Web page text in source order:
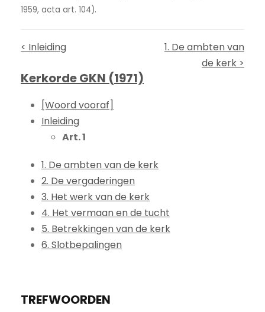
1959, acta art. 104).
< Inleiding
1. De ambten van
de kerk >
Kerkorde GKN (1971)
[Woord vooraf]
Inleiding
Art. 1
1. De ambten van de kerk
2. De vergaderingen
3. Het werk van de kerk
4. Het vermaan en de tucht
5. Betrekkingen van de kerk
6. Slotbepalingen
TREFWOORDEN